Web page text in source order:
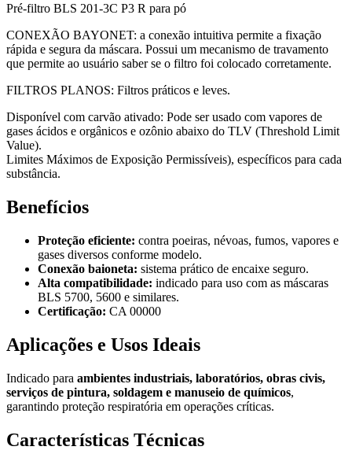
Pré-filtro BLS 201-3C P3 R para pó
CONEXÃO BAYONET: a conexão intuitiva permite a fixação
rápida e segura da máscara. Possui um mecanismo de travamento
que permite ao usuário saber se o filtro foi colocado corretamente.
FILTROS PLANOS: Filtros práticos e leves.
Disponível com carvão ativado: Pode ser usado com vapores de
gases ácidos e orgânicos e ozônio abaixo do TLV (Threshold Limit
Value).
Limites Máximos de Exposição Permissíveis), específicos para cada
substância.
Benefícios
Proteção eficiente: contra poeiras, névoas, fumos, vapores e
gases diversos conforme modelo.
Conexão baioneta: sistema prático de encaixe seguro.
Alta compatibilidade: indicado para uso com as máscaras
BLS 5700, 5600 e similares.
Certificação: CA 00000
Aplicações e Usos Ideais
Indicado para ambientes industriais, laboratórios, obras civis,
serviços de pintura, soldagem e manuseio de químicos,
garantindo proteção respiratória em operações críticas.
Características Técnicas